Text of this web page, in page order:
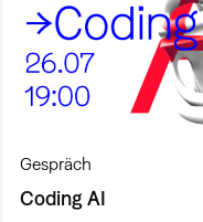
Gespräch
Coding AI